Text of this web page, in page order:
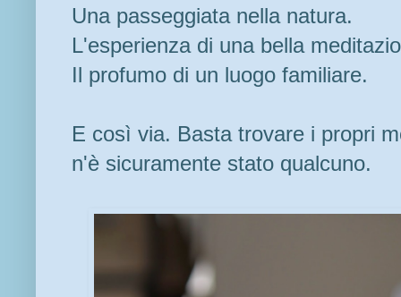
Una passeggiata nella natura.
L'esperienza di una bella
Il profumo di un luogo familiare.
E così via. Basta trovare i propri
n'è sicuramente stato qualcuno.